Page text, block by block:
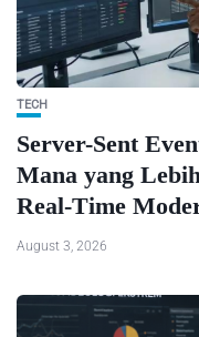
TECH
Server-Sent
Mana yang
Real-Time
August 3, 2026